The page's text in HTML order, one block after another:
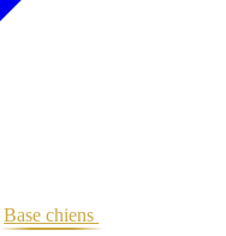
Base chiens